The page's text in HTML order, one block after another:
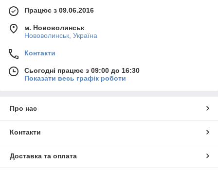
Працює з 09.06.2016
м. Нововолинськ
Нововолинськ, Україна
Контакти
Сьогодні працює з 09:00 до 16:30
Показати весь графік роботи
Про нас
Контакти
Доставка та оплата